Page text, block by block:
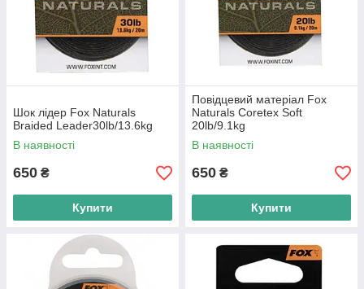
Шок лідер Fox Naturals
Braided Leader30lb/13.6kg
В наявності
650 ₴
Купити
Повідцевий матеріал Fox
Naturals Coretex Soft
20lb/9.1kg
В наявності
650 ₴
Купити